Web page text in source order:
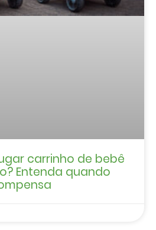
carrinho de bebê
Entenda quando